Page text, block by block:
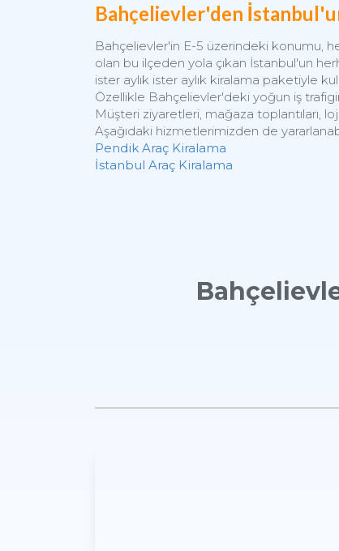
Bahçelievler'den
Bahçelievler'in E-5 üzerindeki konumu,
olan bu ilçeden yola çıkan İstanbul'un
ister aylık ister aylık kiralama paketiyle
Özellikle Bahçelievler'deki yoğun iş
Müşteri ziyaretleri, mağaza toplantıları,
Aşağıdaki hizmetlerimizden de
Pendik Araç Kiralama
İstanbul Araç Kiralama